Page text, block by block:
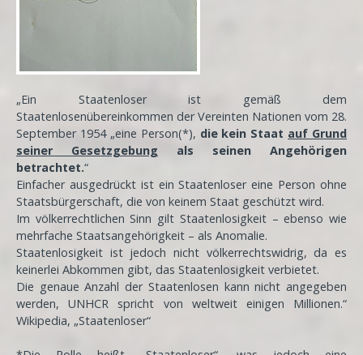
„Ein Staatenloser ist gemäß dem
Staatenlosenübereinkommen der Vereinten Nationen vom 28.
September 1954 „eine Person(*), die kein Staat auf Grund
seiner Gesetzgebung als seinen Angehörigen
betrachtet.“
Einfacher ausgedrückt ist ein Staatenloser eine Person ohne
Staatsbürgerschaft, die von keinem Staat geschützt wird.
Im völkerrechtlichen Sinn gilt Staatenlosigkeit – ebenso wie
mehrfache Staatsangehörigkeit – als Anomalie.
Staatenlosigkeit ist jedoch nicht völkerrechtswidrig, da es
keinerlei Abkommen gibt, das Staatenlosigkeit verbietet.
Die genaue Anzahl der Staatenlosen kann nicht angegeben
werden, UNHCR spricht von weltweit einigen Millionen.“
Wikipedia, „Staatenloser“